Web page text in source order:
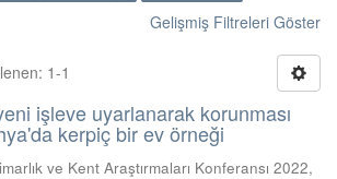
Gelişmiş Filtreleri Göster
1-1
işleve uyarlanarak korunması
kerpiç bir ev örneği
ve Kent Araştırmaları Konferansı 2022,